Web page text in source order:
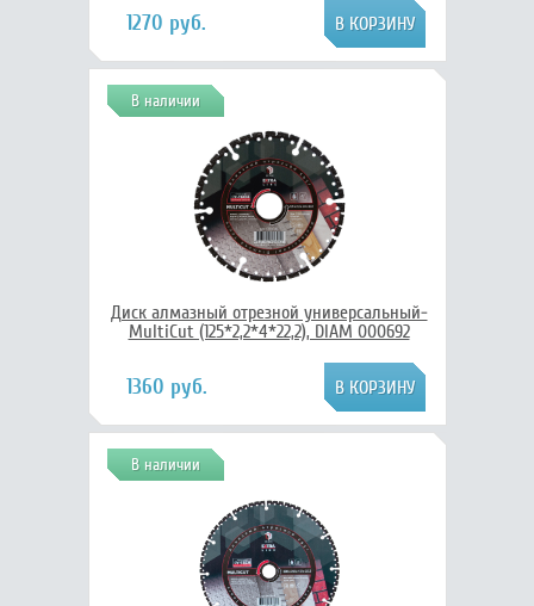
1270 руб.
В наличии
Диск алмазный отрезной универсальный-
MultiCut (125*2,2*4*22,2), DIAM 000692
1360 руб.
В наличии